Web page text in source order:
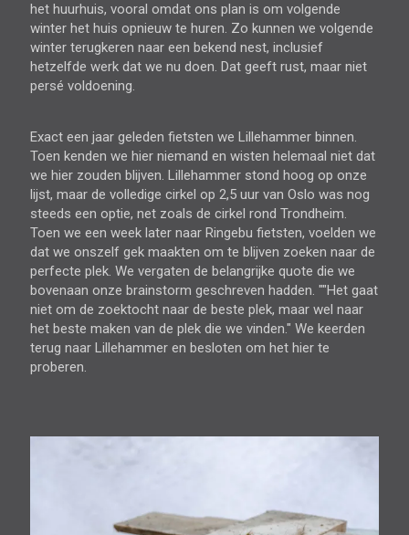
het huurhuis, vooral omdat ons plan is om volgende
winter het huis opnieuw te huren. Zo kunnen we volgende
winter terugkeren naar een bekend nest, inclusief
hetzelfde werk dat we nu doen. Dat geeft rust, maar niet
persé voldoening.
Exact een jaar geleden fietsten we Lillehammer binnen.
Toen kenden we hier niemand en wisten helemaal niet dat
we hier zouden blijven. Lillehammer stond hoog op onze
lijst, maar de volledige cirkel op 2,5 uur van Oslo was nog
steeds een optie, net zoals de cirkel rond Trondheim.
Toen we een week later naar Ringebu fietsten, voelden we
dat we onszelf gek maakten om te blijven zoeken naar de
perfecte plek. We vergaten de belangrijke quote die we
bovenaan onze brainstorm geschreven hadden. ""Het gaat
niet om de zoektocht naar de beste plek, maar wel naar
het beste maken van de plek die we vinden." We keerden
terug naar Lillehammer en besloten om het hier te
proberen.